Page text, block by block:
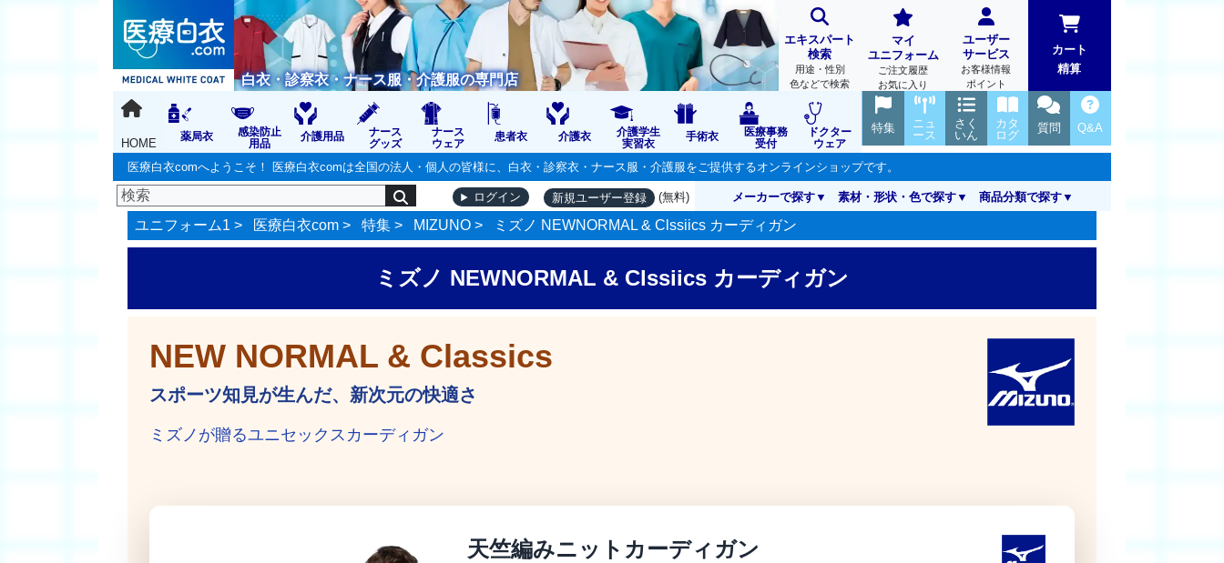
白衣・診察衣・ナース服・介護服の専門店
エキスパート
検索
用途・性別
色などで検索
マイ
ユニフォーム
ご注文履歴
お気に入り
ユーザー
サービス
お客様情報
ポイント
カート
精算
HOME 薬局衣
感染防止
用品
介護用品
ナース
グッズ
ナース
ウェア
患者衣 介護衣
介護学生
実習衣
手術衣
医療事務
受付
ドクター
ウェア
Q&A
質問
カタ
ログ
さく
いん
ニュ
ース
特集
医療白衣comへようこそ！ 医療白衣comは全国の法人・個人の皆様に、白衣・診察衣・ナース服・介護服をご提供するオンラインショップです。
ログイン 新規ユーザー登録 (無料) メーカーで探す 素材・形状・色で探す 商品分類で探す
ユニフォーム1 > 医療白衣com > 特集 > MIZUNO > ミズノ NEWNORMAL & Clssiics カーディガン
ミズノ NEWNORMAL & Clssiics カーディガン
NEW NORMAL & Classics
スポーツ知見が生んだ、新次元の快適さ
ミズノが贈るユニセックスカーディガン
天竺編みニットカーディガン